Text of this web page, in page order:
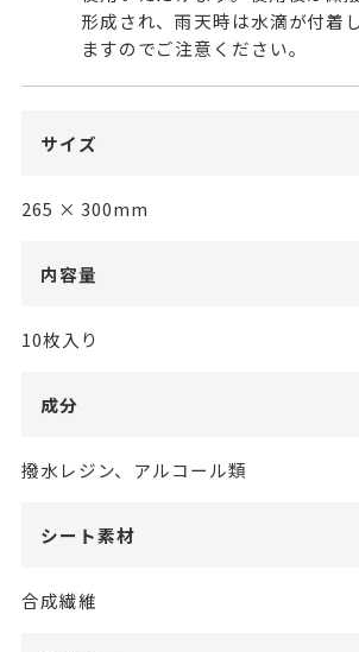
形成され、雨天時は水滴が付着
ますのでご注意ください。
サイズ
265 × 300mm
内容量
10枚入り
成分
撥水レジン、アルコール類
シート素材
合成繊維